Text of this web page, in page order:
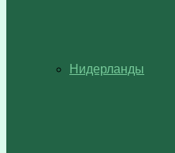
Нидерланды